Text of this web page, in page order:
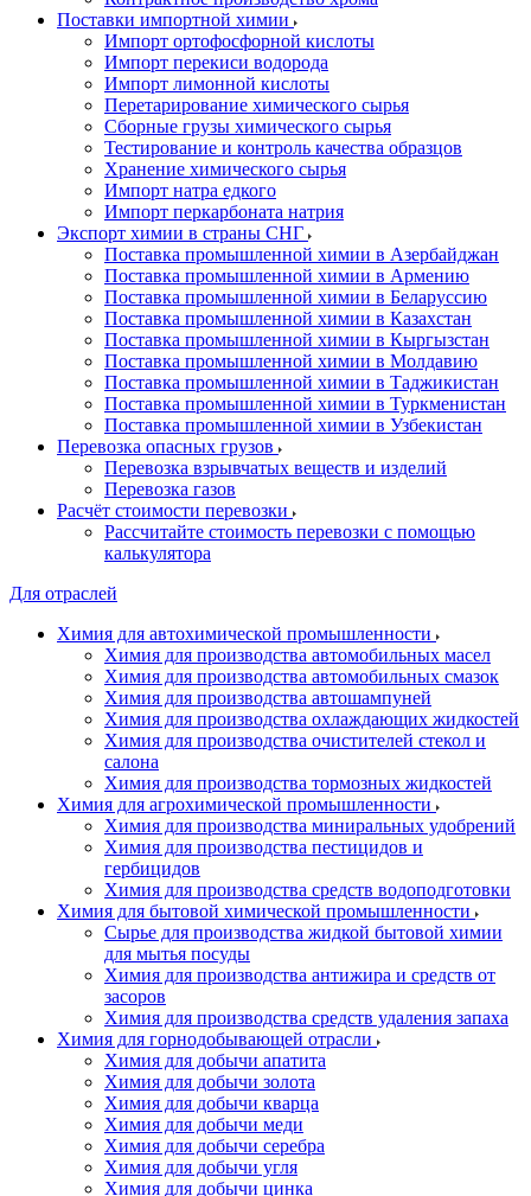
Поставки импортной химии
Импорт ортофосфорной кислоты
Импорт перекиси водорода
Импорт лимонной кислоты
Перетарирование химического сырья
Сборные грузы химического сырья
Тестирование и контроль качества образцов
Хранение химического сырья
Импорт натра едкого
Импорт перкарбоната натрия
Экспорт химии в страны СНГ
Поставка промышленной химии в Азербайджан
Поставка промышленной химии в Армению
Поставка промышленной химии в Беларуссию
Поставка промышленной химии в Казахстан
Поставка промышленной химии в Кыргызстан
Поставка промышленной химии в Молдавию
Поставка промышленной химии в Таджикистан
Поставка промышленной химии в Туркменистан
Поставка промышленной химии в Узбекистан
Перевозка опасных грузов
Перевозка взрывчатых веществ и изделий
Перевозка газов
Расчёт стоимости перевозки
Рассчитайте стоимость перевозки с помощью
калькулятора
Для отраслей
Химия для автохимической промышленности
Химия для производства автомобильных масел
Химия для производства автомобильных смазок
Химия для производства автошампуней
Химия для производства охлаждающих жидкостей
Химия для производства очистителей стекол и
салона
Химия для производства тормозных жидкостей
Химия для агрохимической промышленности
Химия для производства миниральных удобрений
Химия для производства пестицидов и
гербицидов
Химия для производства средств водоподготовки
Химия для бытовой химической промышленности
Сырье для производства жидкой бытовой химии
для мытья посуды
Химия для производства антижира и средств от
засоров
Химия для производства средств удаления запаха
Химия для горнодобывающей отрасли
Химия для добычи апатита
Химия для добычи золота
Химия для добычи кварца
Химия для добычи меди
Химия для добычи серебра
Химия для добычи угля
Химия для добычи цинка